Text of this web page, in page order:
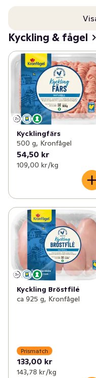
Kyckling & fågel
Kycklingfärs
500 g, Kronfågel
54,50 kr
109,00 kr /kg
Kyckling Bröstfilé
ca 925 g, Kronfågel
Prismatch
133,00 kr
143,78 kr /kg